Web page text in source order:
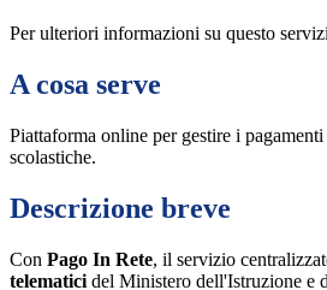
Per ulteriori informazioni su questo
A cosa serve
Piattaforma online per gestire i
scolastiche.
Descrizione breve
Con Pago In Rete, il servizio
telematici del Ministero dell'Istruzione e